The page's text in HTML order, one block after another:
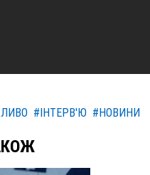
#ІНТЕРВ'Ю #НОВИНИ